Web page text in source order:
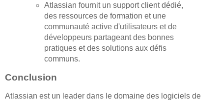
Atlassian fournit un support client dédié,
des ressources de formation et une
communauté active d'utilisateurs et de
développeurs partageant des bonnes
pratiques et des solutions aux défis
communs.
Conclusion
Atlassian est un leader dans le domaine des logiciels de